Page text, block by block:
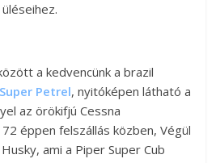
a kedvencünk a brazil
Petrel, nyitóképen látható a
az örökifjú Cessna
éppen felszállás közben, Végül
ami a Piper Super Cub